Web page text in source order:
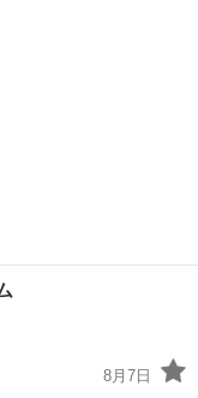
8月7日